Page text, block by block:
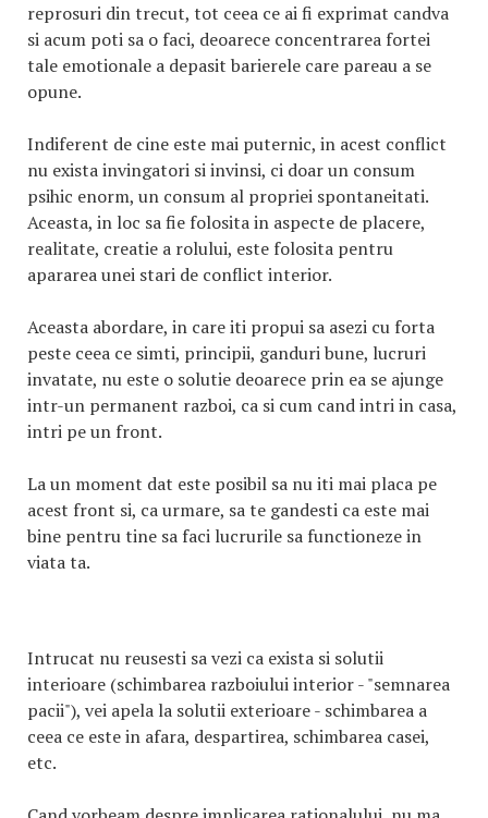
reprosuri din trecut, tot ceea ce ai fi exprimat candva
si acum poti sa o faci, deoarece concentrarea fortei
tale emotionale a depasit barierele care pareau a se
opune.
Indiferent de cine este mai puternic, in acest conflict
nu exista invingatori si invinsi, ci doar un consum
psihic enorm, un consum al propriei spontaneitati.
Aceasta, in loc sa fie folosita in aspecte de placere,
realitate, creatie a rolului, este folosita pentru
apararea unei stari de conflict interior.
Aceasta abordare, in care iti propui sa asezi cu forta
peste ceea ce simti, principii, ganduri bune, lucruri
invatate, nu este o solutie deoarece prin ea se ajunge
intr-un permanent razboi, ca si cum cand intri in casa,
intri pe un front.
La un moment dat este posibil sa nu iti mai placa pe
acest front si, ca urmare, sa te gandesti ca este mai
bine pentru tine sa faci lucrurile sa functioneze in
viata ta.
Intrucat nu reusesti sa vezi ca exista si solutii
interioare (schimbarea razboiului interior - "semnarea
pacii"), vei apela la solutii exterioare - schimbarea a
ceea ce este in afara, despartirea, schimbarea casei,
etc.